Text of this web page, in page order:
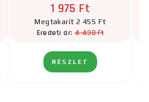
1 975 Ft
Megtakarít 2 455 Ft
Eredeti ár:4 430 Ft
RÉSZLET